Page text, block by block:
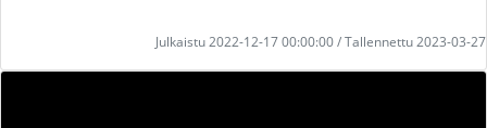
Julkaistu 2022-12-17 00:00:00 / Tallennettu 2023-03-27